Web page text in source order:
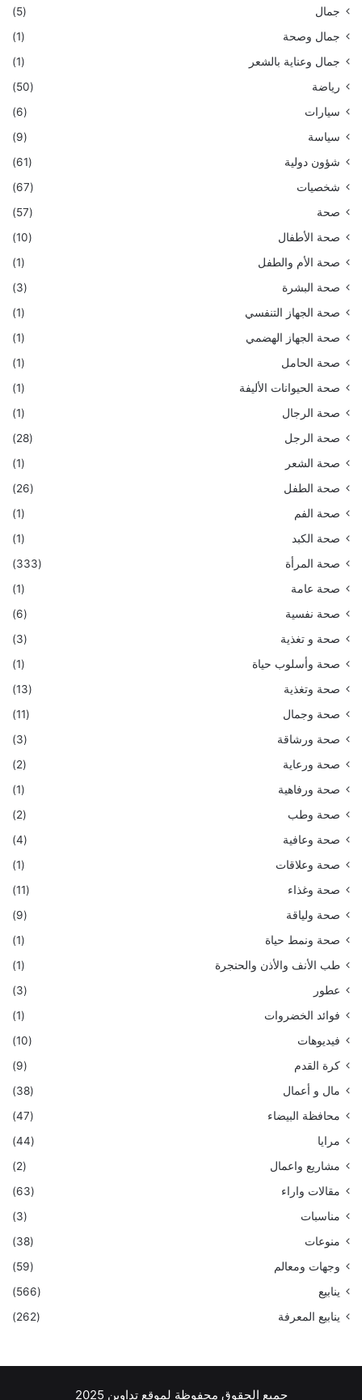
جمال
(5)
جمال وصحة
(1)
جمال وعناية بالشعر
(1)
رياضة
(50)
سيارات
(6)
سياسة
(9)
شؤون دولية
(61)
شخصيات
(67)
صحة
(57)
صحة الأطفال
(10)
صحة الأم والطفل
(1)
صحة البشرة
(3)
صحة الجهاز التنفسي
(1)
صحة الجهاز الهضمي
(1)
صحة الحامل
(1)
صحة الحيوانات الأليفة
(1)
صحة الرجال
(1)
صحة الرجل
(28)
صحة الشعر
(1)
صحة الطفل
(26)
صحة الفم
(1)
صحة الكبد
(1)
صحة المرأة
(333)
صحة عامة
(1)
صحة نفسية
(6)
صحة و تغذية
(3)
صحة وأسلوب حياة
(1)
صحة وتغذية
(13)
صحة وجمال
(11)
صحة ورشاقة
(3)
صحة ورعاية
(2)
صحة ورفاهية
(1)
صحة وطب
(2)
صحة وعافية
(4)
صحة وعلاقات
(1)
صحة وغذاء
(11)
صحة ولياقة
(9)
صحة ونمط حياة
(1)
طب الأنف والأذن والحنجرة
(1)
عطور
(3)
فوائد الخضروات
(1)
فيديوهات
(10)
كرة القدم
(9)
مال و أعمال
(38)
محافظة البيضاء
(47)
مرايا
(44)
مشاريع واعمال
(2)
مقالات واراء
(63)
مناسبات
(3)
منوعات
(38)
وجهات ومعالم
(59)
ينابيع
(566)
ينابيع المعرفة
(262)
جميع الحقوق محفوظة لموقع تداوين 2025